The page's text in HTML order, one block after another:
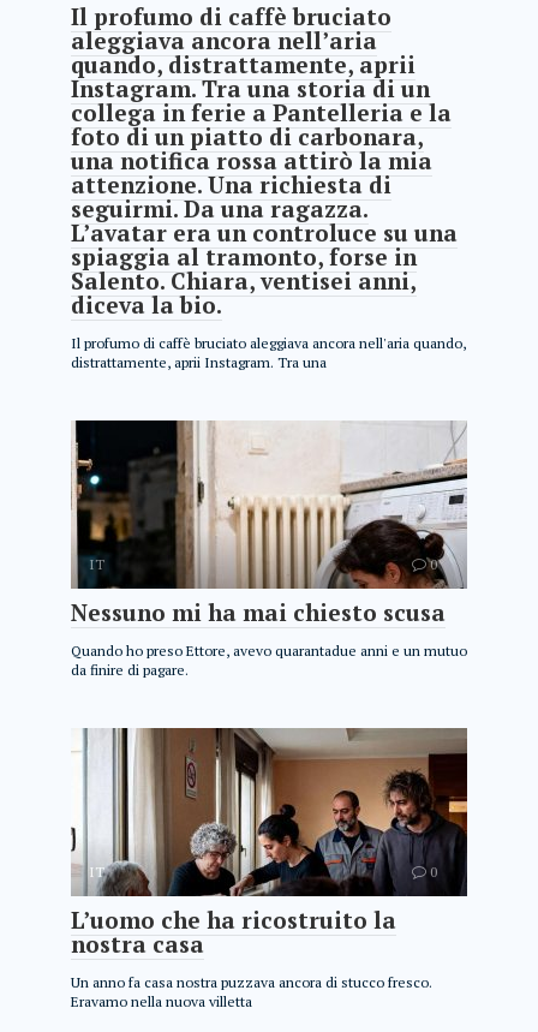
Il profumo di caffè bruciato
aleggiava ancora nell’aria
quando, distrattamente, aprii
Instagram. Tra una storia di un
collega in ferie a Pantelleria e la
foto di un piatto di carbonara,
una notifica rossa attirò la mia
attenzione. Una richiesta di
seguirmi. Da una ragazza.
L’avatar era un controluce su una
spiaggia al tramonto, forse in
Salento. Chiara, ventisei anni,
diceva la bio.
Il profumo di caffè bruciato aleggiava ancora nell'aria quando,
distrattamente, aprii Instagram. Tra una
IT 0
Nessuno mi ha mai chiesto scusa
Quando ho preso Ettore, avevo quarantadue anni e un mutuo
da finire di pagare.
IT 0
L’uomo che ha ricostruito la
nostra casa
Un anno fa casa nostra puzzava ancora di stucco fresco.
Eravamo nella nuova villetta